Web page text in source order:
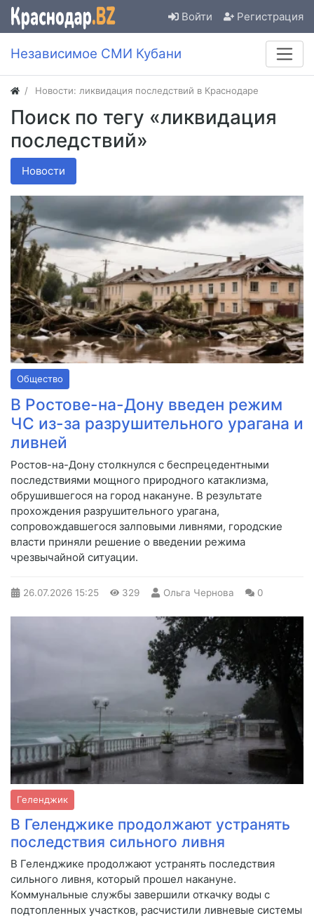
Войти Регистрация
Независимое СМИ Кубани
Новости: ликвидация последствий в Краснодаре
Поиск по тегу «ликвидация
последствий»
Новости
Общество
В Ростове-на-Дону введен режим
ЧС из-за разрушительного урагана и
ливней
Ростов-на-Дону столкнулся с беспрецедентными
последствиями мощного природного катаклизма,
обрушившегося на город накануне. В результате
прохождения разрушительного урагана,
сопровождавшегося залповыми ливнями, городские
власти приняли решение о введении режима
чрезвычайной ситуации.
26.07.2026 15:25 329 Ольга Чернова 0
Геленджик
В Геленджике продолжают устранять
последствия сильного ливня
В Геленджике продолжают устранять последствия
сильного ливня, который прошел накануне.
Коммунальные службы завершили откачку воды с
подтопленных участков, расчистили ливневые системы